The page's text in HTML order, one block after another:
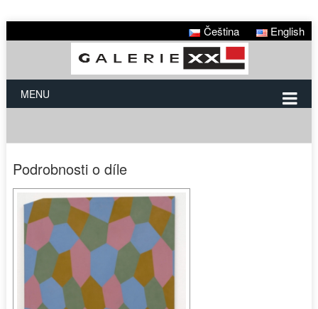
Čeština English
MENU
Podrobnosti o díle